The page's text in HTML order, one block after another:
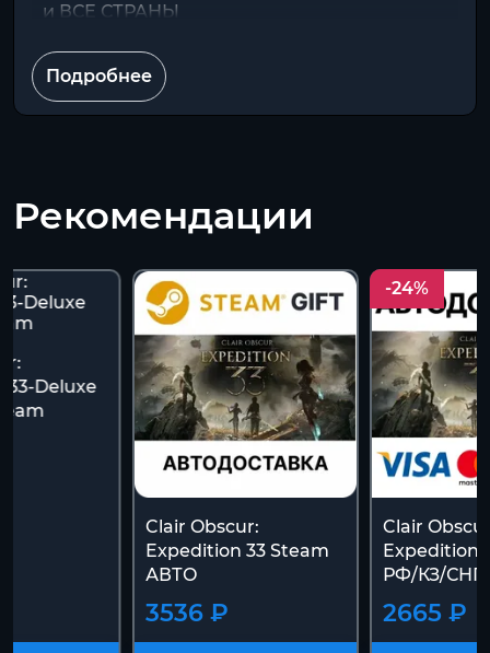
и ВСЕ СТРАНЫ
Подробнее
Рекомендации
33-Deluxe
Clair Obscur:
Expedition 33 Steam
АВТО
3536 ₽
-24%
Clair
Expedition
РФ/КЗ/
2665 ₽